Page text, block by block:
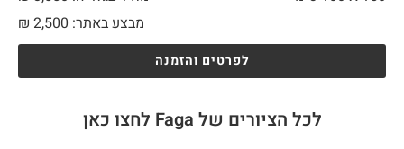
מבצע באתר:
₪ 2,500
לפרטים והזמנה
לכל הציורים של Faga לחצו כאן